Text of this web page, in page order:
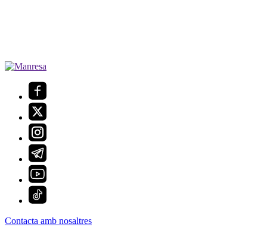
Contacta amb nosaltres